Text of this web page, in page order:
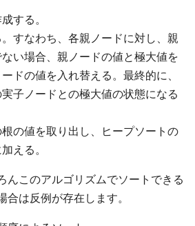
する。
すなわち、各親ノードに対し、親
い場合、親ノードの値と極大値を
ドの値を入れ替える。最終的に、
子ノードとの極大値の状態になる
の値を取り出し、ヒープソートの
える。
んこのアルゴリズムでソートできる
は反例が存在します。